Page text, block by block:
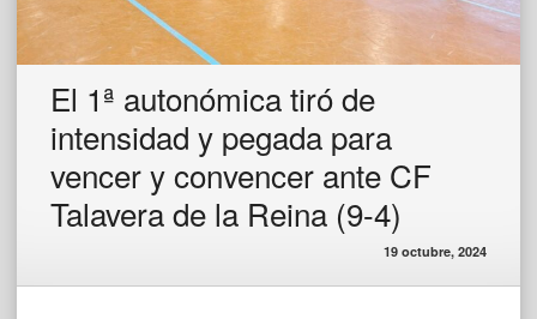
El 1ª autonómica tiró de
intensidad y pegada para
vencer y convencer ante CF
Talavera de la Reina (9-4)
19 octubre, 2024